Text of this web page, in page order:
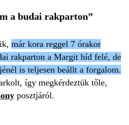
a budai rakparton”
már kora reggel 7 órakor
rakparton a Margit híd felé, de
is teljesen beállt a forgalom.
így megkérdeztük tőle,
posztjáról.